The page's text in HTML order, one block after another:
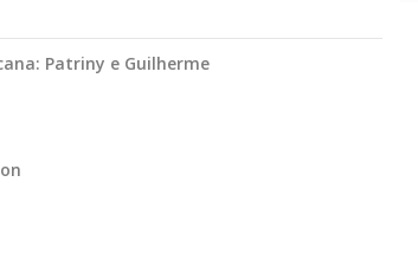
Patriny e Guilherme